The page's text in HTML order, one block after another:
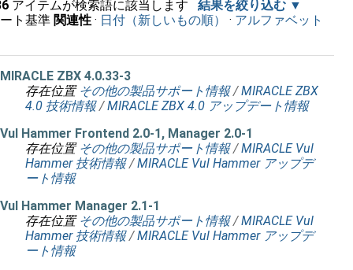
アイテムが検索語に該当します
結果を絞り込む
ト基準 関連性 · 日付（新しいもの順） · アルファベット
MIRACLE ZBX 4.0.33-3
存在位置 その他の製品サポート情報 /MIRACLE ZBX
4.0 技術情報 /MIRACLE ZBX 4.0 アップデート情報
Vul Hammer Frontend 2.0-1, Manager 2.0-1
存在位置 その他の製品サポート情報 /MIRACLE Vul
Hammer 技術情報 /MIRACLE Vul Hammer アップデ
ート情報
Vul Hammer Manager 2.1-1
存在位置 その他の製品サポート情報 /MIRACLE Vul
Hammer 技術情報 /MIRACLE Vul Hammer アップデ
ート情報